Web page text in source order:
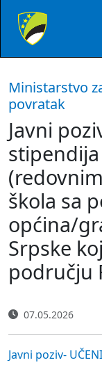
Ministarstvo
povratak
Javni
škola sa
općina/
Srpske
području
07.05.2026
Javni poziv-